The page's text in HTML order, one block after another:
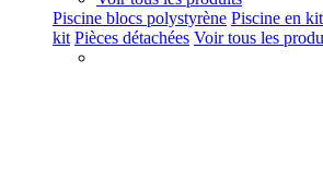
Piscine blocs polystyrène Piscine en
kit Pièces détachées Voir tous les